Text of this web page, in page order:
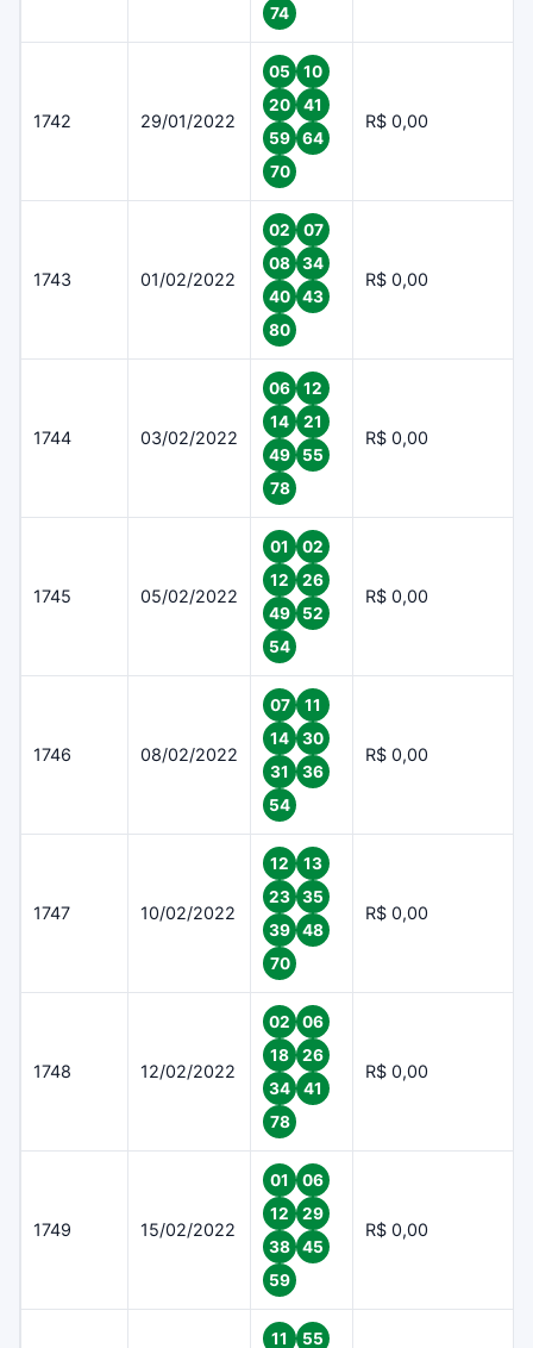
74
1742 29/01/2022
05
10
20
41
59
64
70
R$ 0,00
1743 01/02/2022
02
07
08
34
40
43
80
R$ 0,00
1744 03/02/2022
06
12
14
21
49
55
78
R$ 0,00
1745 05/02/2022
01
02
12
26
49
52
54
R$ 0,00
1746 08/02/2022
07
11
14
30
31
36
54
R$ 0,00
1747 10/02/2022
12
13
23
35
39
48
70
R$ 0,00
1748 12/02/2022
02
06
18
26
34
41
78
R$ 0,00
1749 15/02/2022
01
06
12
29
38
45
59
R$ 0,00
11 55